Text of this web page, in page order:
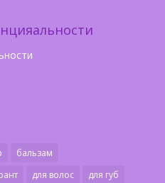
бальзам
для волос
для губ